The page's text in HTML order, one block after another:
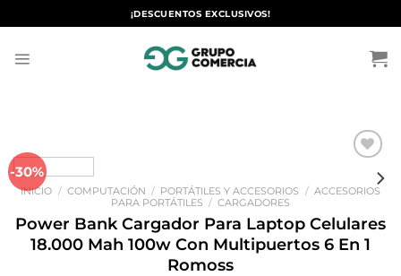
al
¡DESCUENTOS EXCLUSIVOS!
-30%
Añadir
lista de
INICIO / COMPUTACIÓN / PORTÁTILES Y ACCESORIOS / ACCESORIOS
PARA PORTÁTILES / CARGADORES
Power Bank Cargador Para Laptop Celulares
18.000 Mah 100w Con Multipuertos 6 En 1
Romoss